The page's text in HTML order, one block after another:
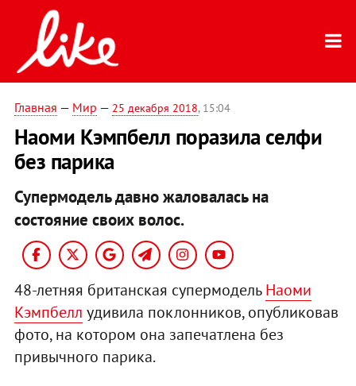
Главная — Мир — 25 декабря 2018, 15:04
Наоми Кэмпбелл поразила селфи
без парика
Супермодель давно жаловалась на
состояние своих волос.
48-летняя британская супермодельНаоми
Кэмпбелл удивила поклонников, опубликовав
фото, на котором она запечатлена без
привычного парика.